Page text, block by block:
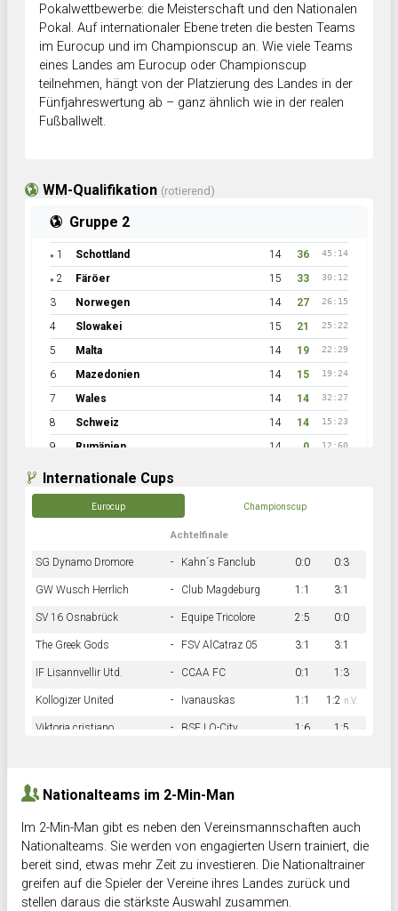
Pokalwettbewerbe: die Meisterschaft und den Nationalen
Pokal. Auf internationaler Ebene treten die besten Teams
im Eurocup und im Championscup an. Wie viele Teams
eines Landes am Eurocup oder Championscup
teilnehmen, hängt von der Platzierung des Landes in der
Fünfjahreswertung ab – ganz ähnlich wie in der realen
Fußballwelt.
WM-Qualifikation (rotierend)
Gruppe 2
● 1 Schottland 14 36 45:14
● 2 Färöer 15 33 30:12
3 Norwegen 14 27 26:15
4 Slowakei 15 21 25:22
5 Malta 14 19 22:29
6 Mazedonien 14 15 19:24
7 Wales 14 14 32:27
8 Schweiz 14 14 15:23
9 Rumänien 14 0 12:60
Internationale Cups
Eurocup Championscup
Achtelfinale
SG Dynamo Dromore - Kahn´s Fanclub 0:0 0:3
GW Wusch Herrlich - Club Magdeburg 1:1 3:1
SV 16 Osnabrück - Equipe Tricolore 2:5 0:0
The Greek Gods - FSV AlCatraz 05 3:1 3:1
IF Lisannvellir Utd. - CCAA FC 0:1 1:3
Kollogizer United - Ivanauskas 1:1 1:2 n.V.
Viktoria cristiano - BSF LO-City 1:6 1:5
Nationalteams im 2-Min-Man
Im 2-Min-Man gibt es neben den Vereinsmannschaften auch
Nationalteams. Sie werden von engagierten Usern trainiert, die
bereit sind, etwas mehr Zeit zu investieren. Die Nationaltrainer
greifen auf die Spieler der Vereine ihres Landes zurück und
stellen daraus die stärkste Auswahl zusammen.